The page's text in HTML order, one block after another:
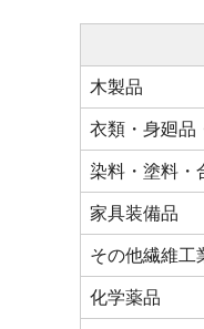
木製品
衣類・身廻品
染料・塗料・
家具装備品
その他繊維工
化学薬品